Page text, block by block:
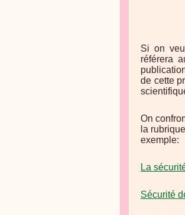
Si on
référera
de cette
On
la
exemple:
La
Sécurité